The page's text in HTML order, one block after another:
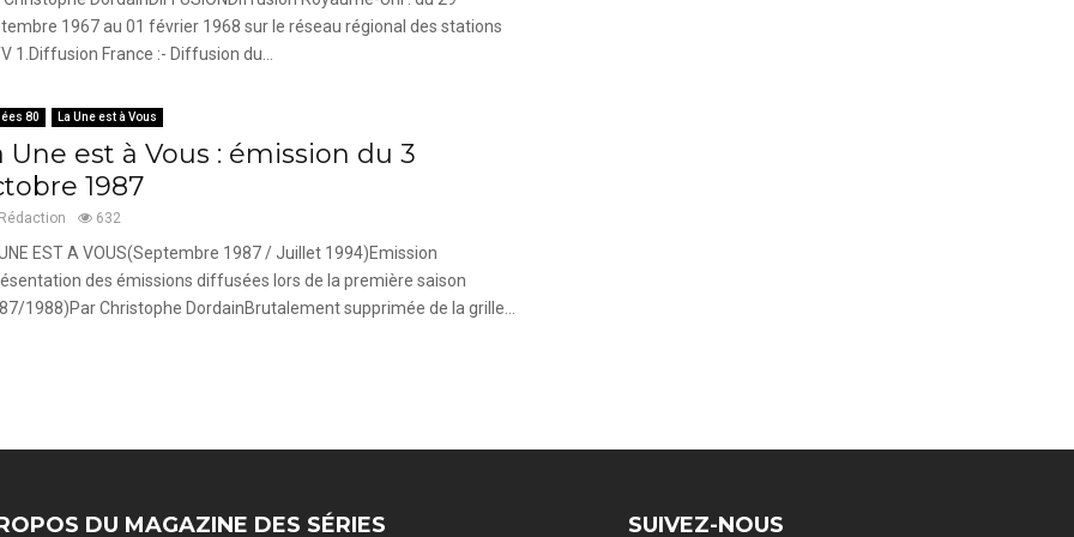
1967 au 01 février 1968 sur le réseau régional des stations
1.Diffusion France :- Diffusion du...
80 La Une est à Vous
Une est à Vous : émission du 3
1987
Rédaction 632
UNE EST A VOUS(Septembre 1987 / Juillet 1994)Emission
des émissions diffusées lors de la première saison
1988)Par Christophe DordainBrutalement supprimée de la grille...
DU MAGAZINE DES SÉRIES SUIVEZ-NOUS